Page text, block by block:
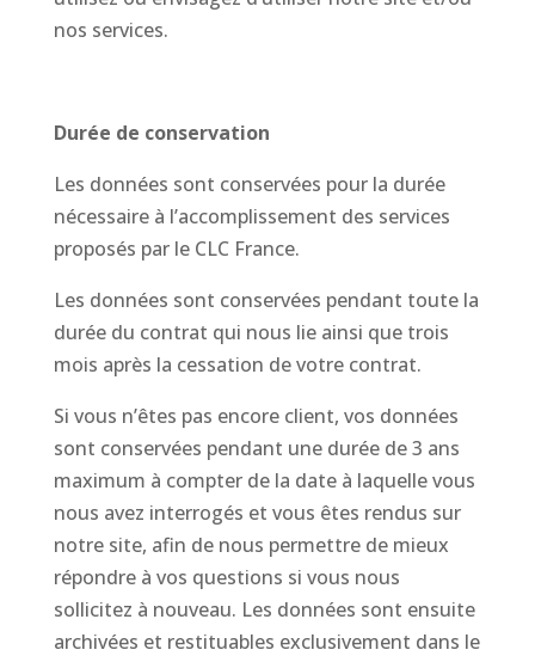
nos services.
Durée de conservation
Les données sont conservées pour la durée
nécessaire à l’accomplissement des services
proposés par le CLC France.
Les données sont conservées pendant toute la
durée du contrat qui nous lie ainsi que trois
mois après la cessation de votre contrat.
Si vous n’êtes pas encore client, vos données
sont conservées pendant une durée de 3 ans
maximum à compter de la date à laquelle vous
nous avez interrogés et vous êtes rendus sur
notre site, afin de nous permettre de mieux
répondre à vos questions si vous nous
sollicitez à nouveau. Les données sont ensuite
archivées et restituables exclusivement dans le